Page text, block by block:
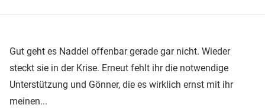
Gut geht es Naddel offenbar gerade gar nicht. Wieder
steckt sie in der Krise. Erneut fehlt ihr die notwendige
Unterstützung und Gönner, die es wirklich ernst mit ihr
meinen...